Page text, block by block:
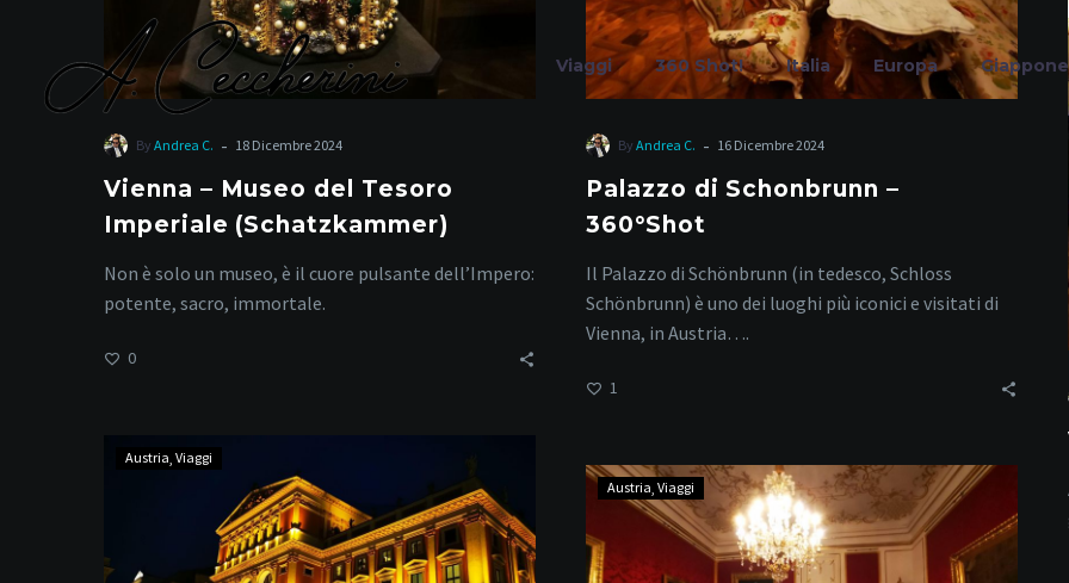
Viaggi 360 Shot! Italia Europa Giappone
Vienna
By Andrea C. - 18 Dicembre 2024
Vienna – Museo del Tesoro
Imperiale (Schatzkammer)
Non è solo un museo, è il cuore pulsante dell’Impero:
potente, sacro, immortale.
0
By Andrea C. - 16 Dicembre 2024
Palazzo di Schonbrunn –
360°Shot
Il Palazzo di Schönbrunn (in tedesco, Schloss
Schönbrunn) è uno dei luoghi più iconici e visitati di
Vienna, in Austria….
1
Austria Viaggi
Vienna
–
Museo
di
Austria Viaggi